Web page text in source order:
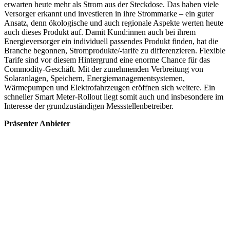
erwarten heute mehr als Strom aus der Steckdose. Das haben viele
Versorger erkannt und investieren in ihre Strommarke – ein guter
Ansatz, denn ökologische und auch regionale Aspekte werten heute
auch dieses Produkt auf. Damit Kund:innen auch bei ihrem
Energieversorger ein individuell passendes Produkt finden, hat die
Branche begonnen, Stromprodukte/-tarife zu differenzieren. Flexible
Tarife sind vor diesem Hintergrund eine enorme Chance für das
Commodity-Geschäft. Mit der zunehmenden Verbreitung von
Solaranlagen, Speichern, Energiemanagementsystemen,
Wärmepumpen und Elektrofahrzeugen eröffnen sich weitere. Ein
schneller Smart Meter-Rollout liegt somit auch und insbesondere im
Interesse der grundzuständigen Messstellenbetreiber.
Präsenter Anbieter